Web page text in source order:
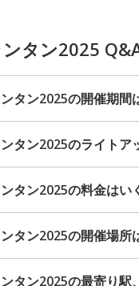
タン2025
タン2025の開催期間
タン2025のライトア
タン2025の料金はい
タン2025の開催場所
タン2025の最寄り